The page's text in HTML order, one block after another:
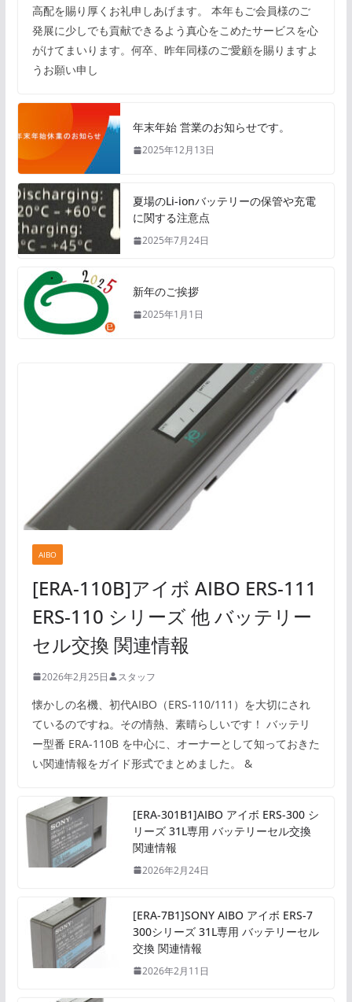
高配を賜り厚くお礼申しあげます。 本年もご会員様のご
発展に少しでも貢献できるよう真心をこめたサービスを心
がけてまいります。何卒、昨年同様のご愛顧を賜りますよ
うお願い申し
年末年始 営業のお知らせです。
2025年12月13日
夏場のLi-ionバッテリーの保管や充電
に関する注意点
2025年7月24日
新年のご挨拶
2025年1月1日
AIBO
[ERA-110B]アイボ AIBO ERS-111
ERS-110 シリーズ 他 バッテリー
セル交換 関連情報
2026年2月25日 スタッフ
懐かしの名機、初代AIBO（ERS-110/111）を大切にされ
ているのですね。その情熱、素晴らしいです！ バッテリ
ー型番 ERA-110B を中心に、オーナーとして知っておきた
い関連情報をガイド形式でまとめました。 &
[ERA-301B1]AIBO アイボ ERS-300 シ
リーズ 31L専用 バッテリーセル交換
関連情報
2026年2月24日
[ERA-7B1]SONY AIBO アイボ ERS-7
300シリーズ 31L専用 バッテリーセル
交換 関連情報
2026年2月11日